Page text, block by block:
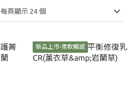
每頁顯示 24 個
新品上市-柔軟觸感